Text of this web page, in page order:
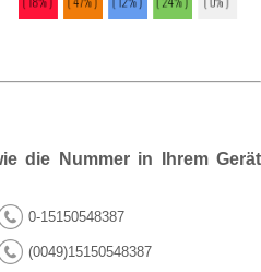
die Nummer in Ihrem Gerät
0-15150548387
(0049)15150548387